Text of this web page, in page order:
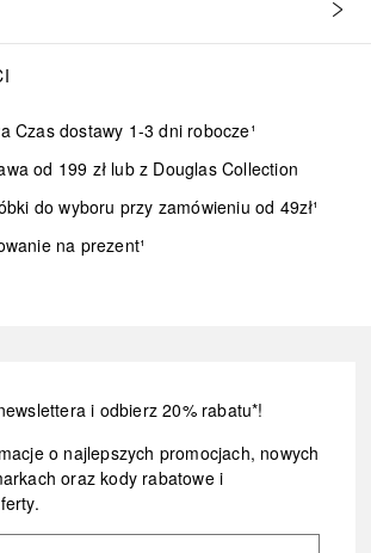
Czas dostawy 1-3 dni robocze¹
od 199 zł lub z Douglas Collection
do wyboru przy zamówieniu od 49zł¹
na prezent¹
i odbierz 20% rabatu*!
o najlepszych promocjach, nowych
oraz kody rabatowe i